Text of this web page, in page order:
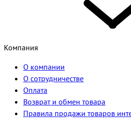
Компания
О компании
О сотрудничестве
Оплата
Возврат и обмен товара
Правила продажи товаров